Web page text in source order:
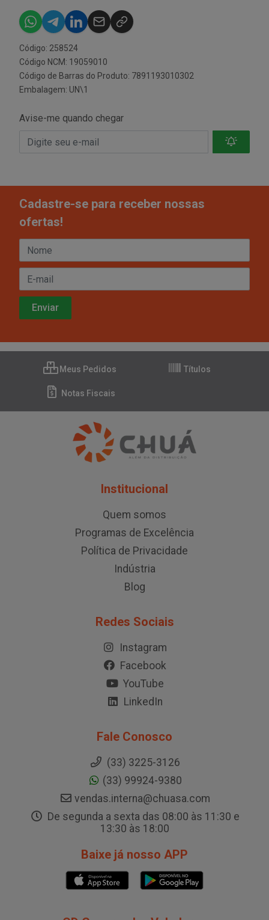
Código: 258524
Código NCM: 19059010
Código de Barras do Produto: 7891193010302
Embalagem: UN\1
Avise-me quando chegar
Cadastre-se para receber nossas
ofertas!
Meus Pedidos Títulos
Notas Fiscais
Institucional
Quem somos
Programas de Excelência
Política de Privacidade
Indústria
Blog
Redes Sociais
Instagram
Facebook
YouTube
LinkedIn
Fale Conosco
(33) 3225-3126
(33) 99924-9380
vendas.interna@chuasa.com
De segunda a sexta das 08:00 às 11:30 e
13:30 às 18:00
Baixe já nosso APP